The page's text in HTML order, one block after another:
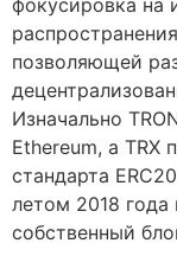
позволяющей
Изначально
Ethereum, а TRX
стандарта
летом 2018 года
собственный